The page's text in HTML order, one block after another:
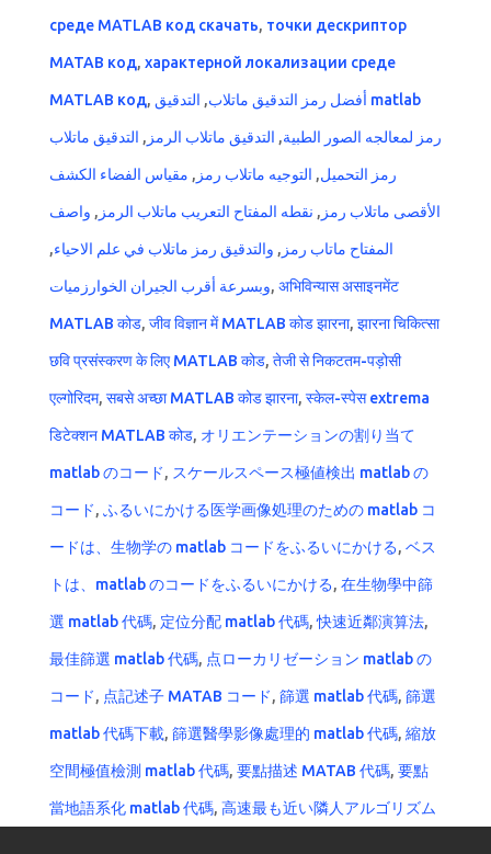
среде MATLAB код скачать, точки дескриптор
MATAB код, характерной локализации среде
MATLAB код, أفضل رمز التدقيق ماتلاب, التدقيق matlab
رمز لمعالجه الصور الطبية, التدقيق ماتلاب الرمز , التدقيق ماتلاب
رمز التحميل, التوجيه ماتلاب رمز , مقياس الفضاء الكشف
الأقصى ماتلاب رمز , نقطه المفتاح التعريب ماتلاب الرمز , واصف
المفتاح ماتاب رمز , والتدقيق رمز ماتلاب في علم الاحياء,
وبسرعة أقرب الجيران الخوارزميات, अभिविन्यास असाइनमेंट
MATLAB कोड, जीव विज्ञान में MATLAB कोड झारना, झारना चिकित्सा
छवि प्रसंस्करण के लिए MATLAB कोड, तेजी से निकटतम-पड़ोसी
एल्गोरिदम, सबसे अच्छा MATLAB कोड झारना, स्केल-स्पेस extrema
डिटेक्शन MATLAB कोड, オリエンテーションの割り当て
matlab のコード, スケールスペース極値検出 matlab の
コード, ふるいにかける医学画像処理のための matlab コ
ードは、生物学の matlab コードをふるいにかける, ベス
トは、matlab のコードをふるいにかける, 在生物學中篩
選 matlab 代碼, 定位分配 matlab 代碼,快速近鄰演算法,
最佳篩選 matlab 代碼, 点ローカリゼーション matlab の
コード, 点記述子 MATAB コード, 篩選 matlab 代碼, 篩選
matlab 代碼下載, 篩選醫學影像處理的 matlab 代碼, 縮放
空間極值檢測 matlab 代碼, 要點描述 MATAB 代碼, 要點
當地語系化 matlab 代碼, 高速最も近い隣人アルゴリズム